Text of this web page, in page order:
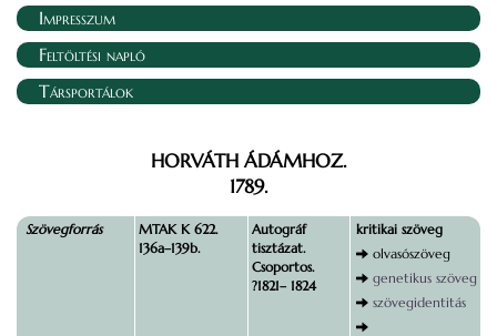
Impresszum
Feltöltési napló
Társportálok
HORVÁTH ÁDÁMHOZ.
1789.
Szövegforrás
MTAK K 622.
136a–139b.
Autográf
tisztázat.
Csoportos.
?1821– 1824
kritikai szöveg
olvasószöveg
genetikus szöveg
szövegidentitás